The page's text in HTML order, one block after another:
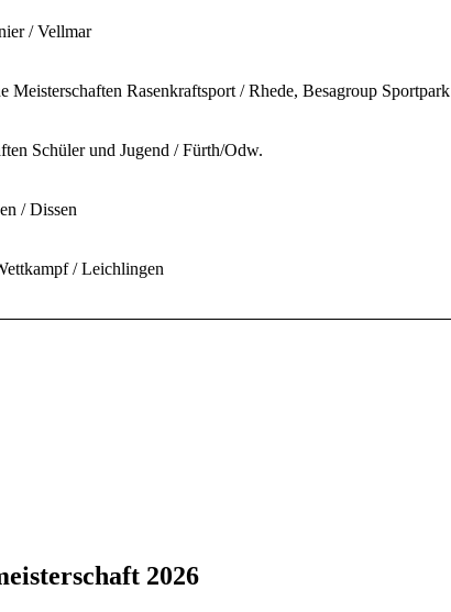
/ Vellmar
Meisterschaften Rasenkraftsport / Rhede, Besagroup Sportpark
Schüler und Jugend / Fürth/Odw.
/ Dissen
/ Leichlingen
2026